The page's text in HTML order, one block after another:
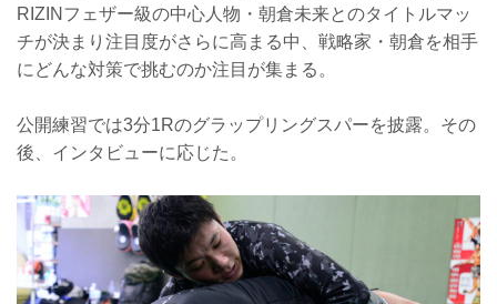
RIZINフェザー級の中心人物・朝倉未来とのタイトルマッ
チが決まり注目度がさらに高まる中、戦略家・朝倉を相手
にどんな対策で挑むのか注目が集まる。
公開練習では3分1Rのグラップリングスパーを披露。その
後、インタビューに応じた。